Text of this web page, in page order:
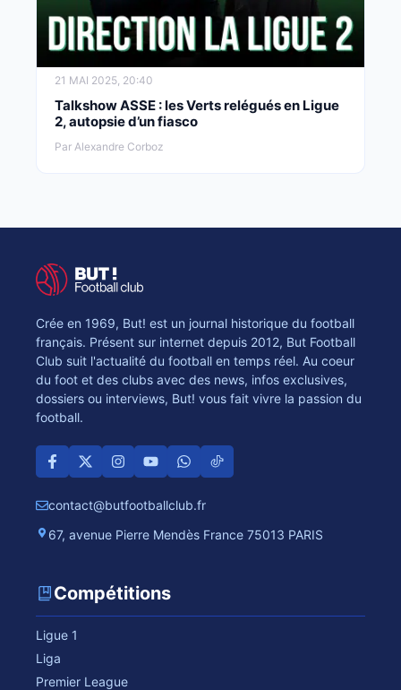
21 MAI 2025, 20:40
Talkshow ASSE : les Verts relégués en Ligue
2, autopsie d’un fiasco
Par Alexandre Corboz
Crée en 1969, But! est un journal historique du football
français. Présent sur internet depuis 2012, But Football
Club suit l'actualité du football en temps réel. Au coeur
du foot et des clubs avec des news, infos exclusives,
dossiers ou interviews, But! vous fait vivre la passion du
football.
contact@butfootballclub.fr
67, avenue Pierre Mendès France 75013 PARIS
Compétitions
Ligue 1
Liga
Premier League